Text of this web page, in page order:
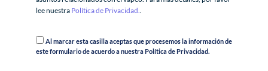
lee nuestra Política de Privacidad.
Al marcar esta casilla aceptas que procesemos la información de
este formulario de acuerdo a nuestra Política de Privacidad.